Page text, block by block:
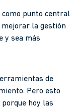
como punto central
mejorar la gestión
y sea más
de
Pero esto
hoy las